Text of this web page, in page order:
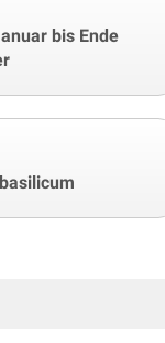
bis Ende